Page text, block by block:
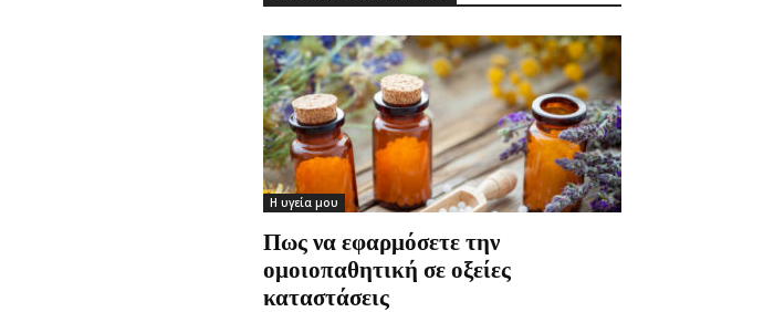
Η υγεία μου
Πως να εφαρμόσετε την
ομοιοπαθητική σε οξείες
καταστάσεις